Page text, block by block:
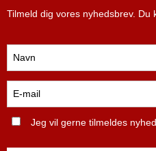
Tilmeld dig vores nyhedsbrev. Du
Jeg vil gerne tilmeldes